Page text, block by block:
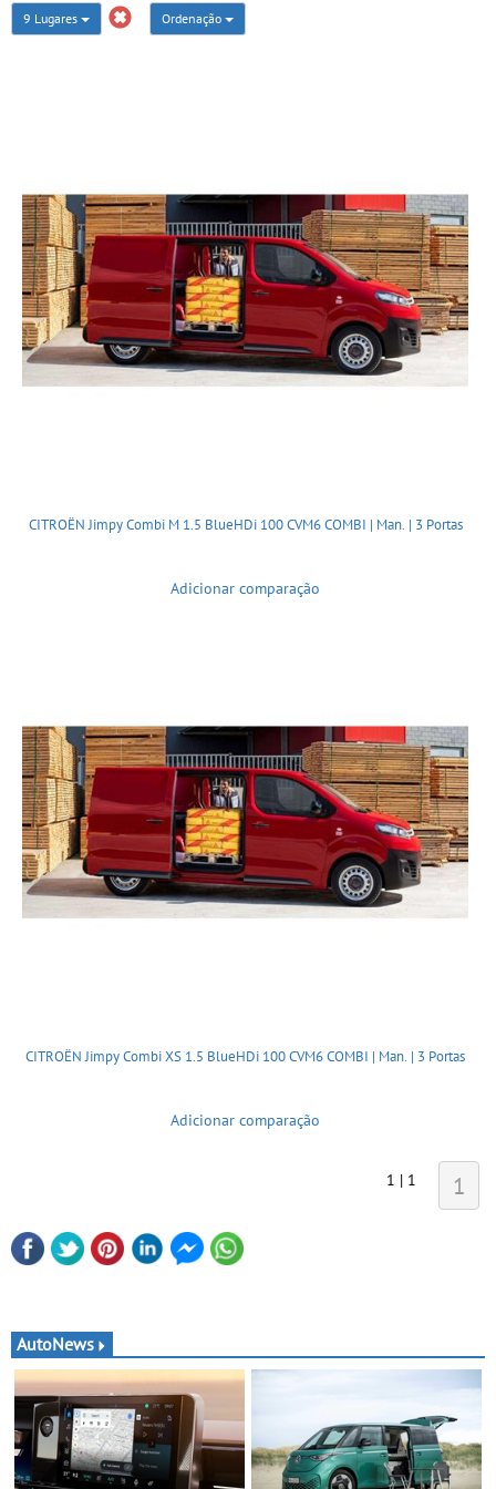
9 Lugares Ordenação
CITROËN Jimpy Combi M 1.5 BlueHDi 100 CVM6 COMBI | Man. | 3 Portas
Adicionar comparação
CITROËN Jimpy Combi XS 1.5 BlueHDi 100 CVM6 COMBI | Man. | 3 Portas
Adicionar comparação
1 | 1 1
AutoNews